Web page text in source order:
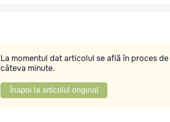
La momentul dat articolul se află în proces
câteva minute.
Înapoi la articolul original